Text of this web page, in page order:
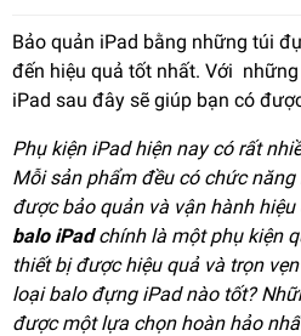
Bảo quản iPad bằng những túi
đến hiệu quả tốt nhất. Với
iPad sau đây sẽ giúp bạn có
Phụ kiện iPad hiện nay có rất
Mỗi sản phẩm đều có chức
được bảo quản và vận hành
balo iPadchính là một phụ kiện
thiết bị được hiệu quả và trọn
loại balo đựng iPad nào tốt?
được một lựa chọn hoàn hảo